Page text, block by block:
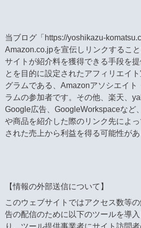
当ブログ「https://yoshikazu-
Amazon.co.jpを宣伝しリンクするこ
サイトが紹介料を獲得できる手段を提
とを目的に設定されたアフィリエイト
グラムである、Amazonアソシエイト
ラムの参加者です。その他、楽天、
Google広告、GoogleWorkspaceなど
や商品を紹介した際のリンク先によ
された売上から利益を得る可能性があ
【情報の外部送信について】
このウェブサイトではアクセス数等
告の配信のために以下のツールを導